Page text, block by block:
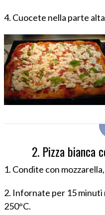
4. Cuocete nella parte
2. Pizza bianca
1. Condite con
2. Infornate per 15 minuti
250°C.